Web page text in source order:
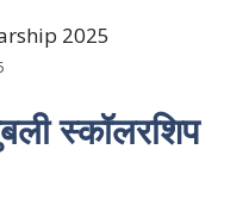
स्कॉलरशिप